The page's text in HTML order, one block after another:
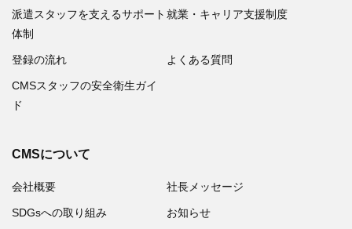
派遣スタッフを支えるサポート
体制
就業・キャリア支援制度
登録の流れ よくある質問
CMSスタッフの安全衛生ガイ
ド
CMSについて
会社概要 社長メッセージ
SDGsへの取り組み お知らせ